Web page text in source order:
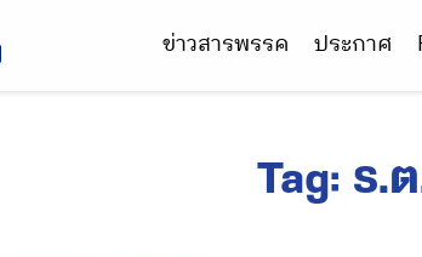
ข่าวสารพรรค ประกาศ
Tag: ร.